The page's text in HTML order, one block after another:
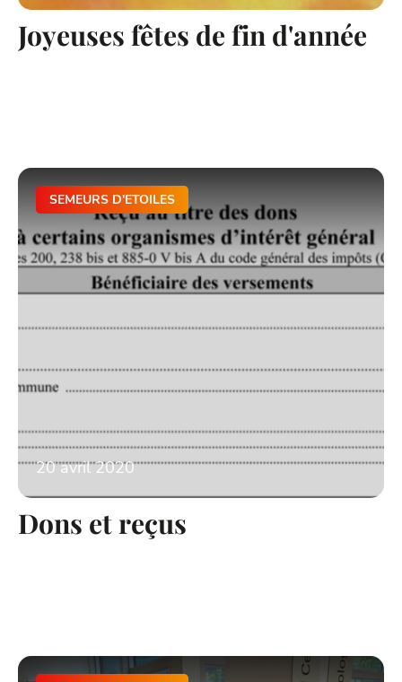
Joyeuses fêtes de fin d'année
SEMEURS D'ETOILES
20 avril 2020
Dons et reçus